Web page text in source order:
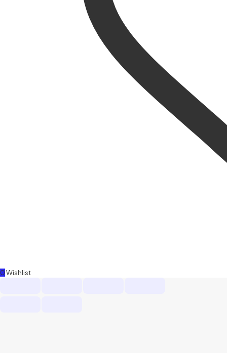
0Wishlist